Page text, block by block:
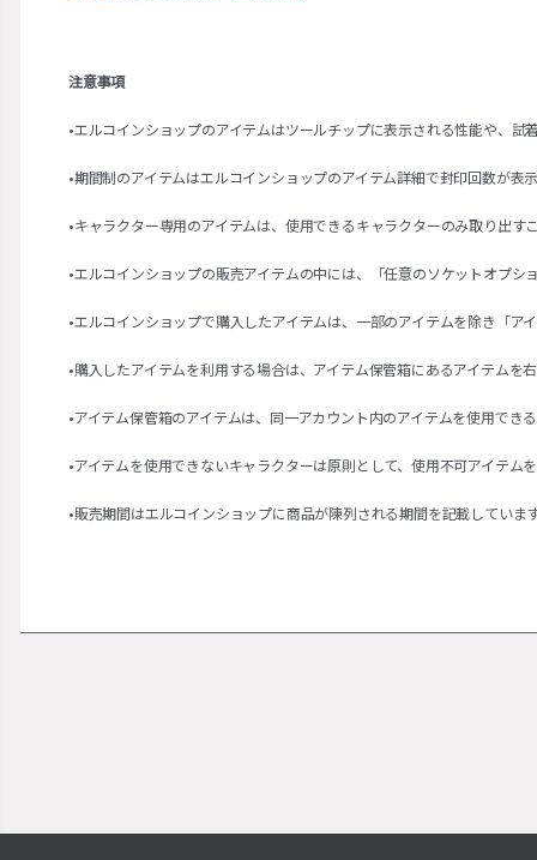
注意事項
•エルコインショップのアイテムはツールチップに表示される性能や、
•期間制のアイテムはエルコインショップのアイテム詳細で封印回数が
•キャラクター専用のアイテムは、使用できるキャラクターのみ取り出す
•エルコインショップの販売アイテムの中には、「任意のソケットオプ
•エルコインショップで購入したアイテムは、一部のアイテムを除き「ア
•購入したアイテムを利用する場合は、アイテム保管箱にあるアイテムを
•アイテム保管箱のアイテムは、同一アカウント内のアイテムを使用でき
•アイテムを使用できないキャラクターは原則として、使用不可アイテム
•販売期間はエルコインショップに商品が陳列される期間を記載してい